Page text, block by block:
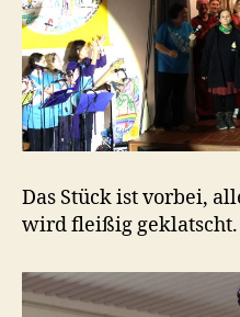
Das Stück ist vorbei,
wird fleißig geklatscht.